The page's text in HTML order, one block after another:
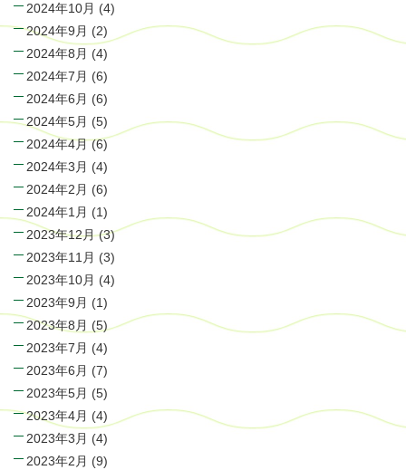
2024年10月 (4)
2024年9月 (2)
2024年8月 (4)
2024年7月 (6)
2024年6月 (6)
2024年5月 (5)
2024年4月(6)
2024年3月 (4)
2024年2月 (6)
2024年1月 (1)
2023年12月(3)
2023年11月 (3)
2023年10月 (4)
2023年9月 (1)
2023年8月 (5)
2023年7月 (4)
2023年6月 (7)
2023年5月 (5)
2023年4月 (4)
2023年3月 (4)
2023年2月 (9)